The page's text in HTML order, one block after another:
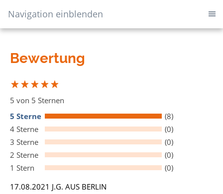
Navigation einblenden
Bewertung
5 von 5 Sternen
5 Sterne
(8)
4 Sterne
(0)
3 Sterne
(0)
2 Sterne
(0)
1 Stern
(0)
17.08.2021 J.G. AUS BERLIN